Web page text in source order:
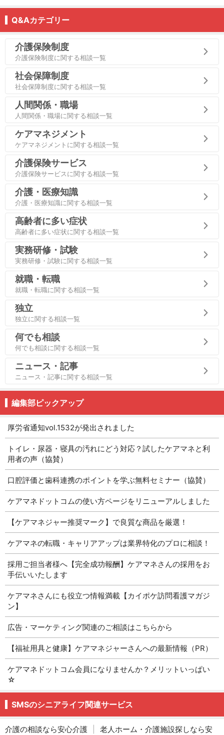
Q&Aカテゴリー
介護保険制度
介護保険制度に関する相談一覧
社会保障制度
社会保障制度に関する相談一覧
人間関係・職場
人間関係・職場に関する相談一覧
ケアマネジメント
ケアマネジメントに関する相談一覧
介護保険サービス
介護保険サービスに関する相談一覧
介護・医療知識
介護・医療知識に関する相談一覧
高齢者に多い症状
高齢者に多い症状に関する相談一覧
実務研修・試験
実務研修・試験に関する相談一覧
就職・転職
就職・転職に関する相談一覧
独立
独立に関する相談一覧
何でも相談
何でも相談に関する相談一覧
ニュース・記事
ニュース・記事に関する相談一覧
編集部ピックアップ
厚労省通知vol.1532が発出されました
トイレ・尿器・寝具の汚れにどう対応？試したケアマネと利
用者の声（協賛）
口腔評価と歯科連携のポイントを学ぶ無料セミナー（協賛）
ケアマネドットコムの使い方ページをリニューアルしました
【ケアマネジャー推奨マーク】で良質な商品を厳選！
ケアマネの転職・キャリアアップは業界特化のプロに相談！
採用ご担当者様へ【完全成功報酬】ケアマネさんの採用をお
手伝いいたします
ケアマネさんにも役立つ情報満載【カイポケ訪問看護マガジ
ン】
広告・マーケティング関連のご相談はこちらから
【福祉用具と健康】ケアマネジャーさんへの最新情報（PR）
ケアマネドットコム会員になりませんか？メリットいっぱい
☆
SMSのシニアライフ関連サービス
介護の相談なら安心介護
老人ホーム・介護施設探しなら安